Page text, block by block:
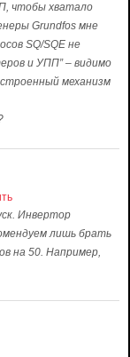
чтобы хватало
Grundfos мне
SQ/SQE не
и УПП” – видимо
механизм
Инвертор
лишь брать
на 50. Например,